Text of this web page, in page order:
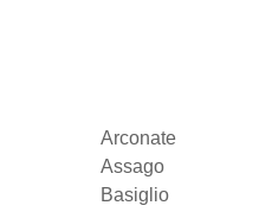
Arconate
Assago
Basiglio